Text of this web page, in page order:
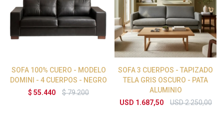
SOFA 100% CUERO - MODELO
DOMINI - 4 CUERPOS - NEGRO
$ 55.440 $79.200
SOFA 3 CUERPOS - TAPIZADO
TELA GRIS OSCURO - PATA
ALUMINIO
USD 1.687,50 USD2.250,00